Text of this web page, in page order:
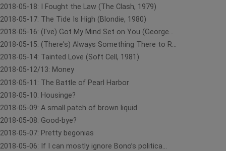
2018-05-18: I Fought the Law (The Clash, 1979)
2018-05-17: The Tide Is High (Blondie, 1980)
2018-05-16: (I've) Got My Mind Set on You (George...
2018-05-15: (There's) Always Something There to R...
2018-05-14: Tainted Love (Soft Cell, 1981)
2018-05-12/13: Money
2018-05-11: The Battle of Pearl Harbor
2018-05-10: Housinge?
2018-05-09: A small patch of brown liquid
2018-05-08: Good-bye?
2018-05-07: Pretty begonias
2018-05-06: If I can mostly ignore Bono’s politica...